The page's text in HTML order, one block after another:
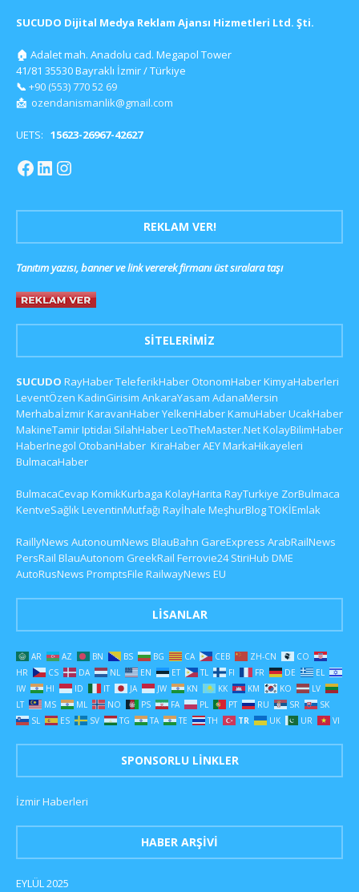
SUCUDO Dijital Medya Reklam Ajansı Hizmetleri Ltd. Şti.
🏠 Adalet mah. Anadolu cad. Megapol Tower
41/81 35530 Bayraklı İzmir / Türkiye
📞 +90 (553) 770 52 69
📩 ozendanismanlik@gmail.com
UETS: 15623-26967-42627
REKLAM VER!
Tanıtım yazısı, banner ve link vererek firmanı üst sıralara taşı
SITELERIMIZ
SUCUDO RayHaberTeleferikHaber OtonomHaberKimyaHaberleri
LeventÖzen KadinGirisim AnkaraYasam AdanaMersin
MerhabaİzmirKaravanHaberYelkenHaberKamuHaberUcakHaber
MakineTamirIptidai SilahHaberLeoTheMaster.NetKolayBilimHaber
HaberInegol OtobanHaber KiraHaberAEYMarkaHikayeleri
BulmacaHaber
BulmacaCevap KomikKurbaga KolayHarita RayTurkiye ZorBulmaca
KentveSağlıkLeventinMutfağı Rayİhale MeşhurBlogTOKİEmlak
RaillyNews AutonoumNews BlauBahn GareExpress ArabRailNews
PersRail BlauAutonom GreekRail Ferrovie24 StiriHub DME
AutoRusNews PromptsFile RailwayNews EU
LISANLAR
AR AZ BN BS BG CA CEB ZH-CN
CO
HR
CS DA NL EN ET TL FI FR DE
EL
IW
HI ID IT JA JW KN KK KM KO
LV
LT
MS ML NO PS FA PL PT RU SR
SK
SL
ES SV TG TA TE TH TR UK UR VI
SPONSORLU LINKLER
İzmir Haberleri
HABER ARŞIVI
EYLÜL 2025